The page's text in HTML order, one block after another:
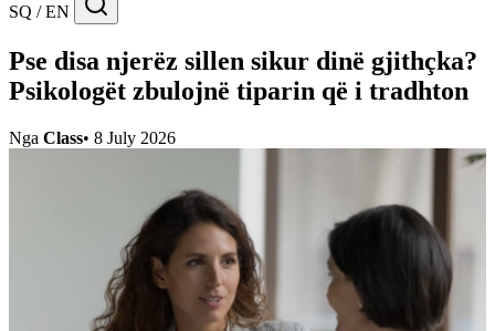
SQ / EN
Pse disa njerëz sillen sikur dinë gjithçka?
Psikologët zbulojnë tiparin që i tradhton
Nga Class• 8 July 2026